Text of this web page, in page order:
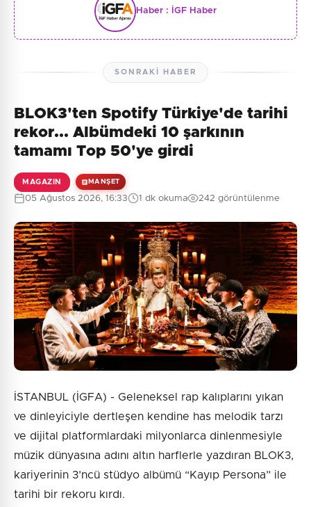
Haber : İGF Haber
SONRAKI HABER
BLOK3'ten Spotify Türkiye'de tarihi
rekor... Albümdeki 10 şarkının
tamamı Top 50'ye girdi
MAGAZIN MANŞET
05 Ağustos 2026, 16:33 1 dk okuma 242 görüntülenme
İSTANBUL (İGFA) - Geleneksel rap kalıplarını yıkan
ve dinleyiciyle dertleşen kendine has melodik tarzı
ve dijital platformlardaki milyonlarca dinlenmesiyle
müzik dünyasına adını altın harflerle yazdıran BLOK3,
kariyerinin 3’ncü stüdyo albümü “Kayıp Persona” ile
tarihi bir rekoru kırdı.